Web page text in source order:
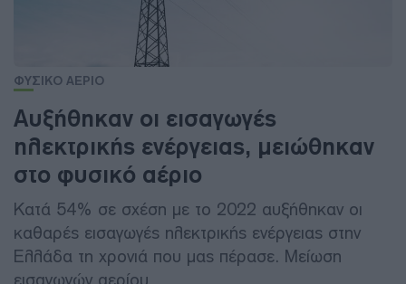
ΦΥΣΙΚΟ ΑΕΡΙΟ
Αυξήθηκαν οι εισαγωγές
ηλεκτρικής ενέργειας, μειώθηκαν
στο φυσικό αέριο
Κατά 54% σε σχέση με το 2022 αυξήθηκαν οι
καθαρές εισαγωγές ηλεκτρικής ενέργειας στην
Ελλάδα τη χρονιά που μας πέρασε. Μείωση
εισαγωγών αερίου